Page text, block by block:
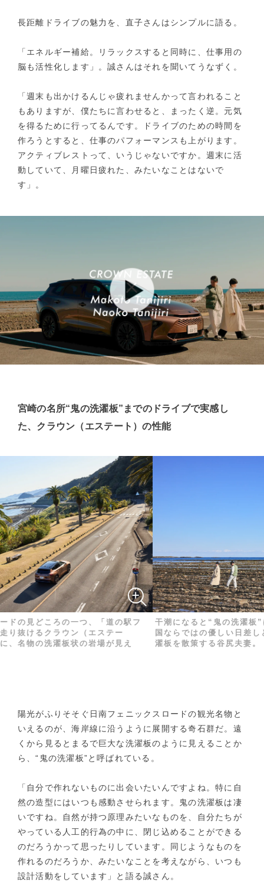
長距離ドライブの魅力を、直子さんはシンプルに語る。
「エネルギー補給。リラックスすると同時に、仕事用の
脳も活性化します」。誠さんはそれを聞いてうなずく。
「週末も出かけるんじゃ疲れませんかって言われること
もありますが、僕たちに言わせると、まったく逆。元気
を得るために行ってるんです。ドライブのための時間を
作ろうとすると、仕事のパフォーマンスも上がります。
アクティブレストって、いうじゃないですか。週末に活
動していて、月曜日疲れた、みたいなことはないで
す」。
宮崎の名所“鬼の洗濯板”までのドライブで実感し
た、クラウン（エステート）の性能
ころの一つ、「道の駅フ
クラウン（エステー
洗濯板状の岩場が見え
干潮になると“鬼の洗濯板”は、広
国ならではの優しい日差しと潮風
濯板を散策する谷尻夫妻。
陽光がふりそそぐ日南フェニックスロードの観光名物と
いえるのが、海岸線に沿うように展開する奇石群だ。遠
くから見るとまるで巨大な洗濯板のように見えることか
ら、“鬼の洗濯板”と呼ばれている。
「自分で作れないものに出会いたいんですよね。特に自
然の造型にはいつも感動させられます。鬼の洗濯板は凄
いですね。自然が持つ原理みたいなものを、自分たちが
やっている人工的行為の中に、閉じ込めることができる
のだろうかって思ったりしています。同じようなものを
作れるのだろうか、みたいなことを考えながら、いつも
設計活動をしています」と語る誠さん。